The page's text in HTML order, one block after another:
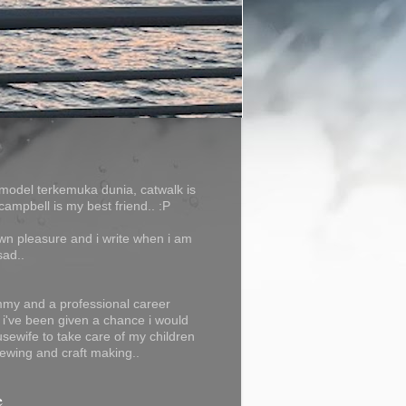
terkemuka dunia, catwalk is
is my best friend.. :P
pleasure and i write when i am
and a professional career
been given a chance i would
to take care of my children
and craft making..